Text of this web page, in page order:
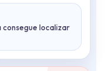
consegue localizar